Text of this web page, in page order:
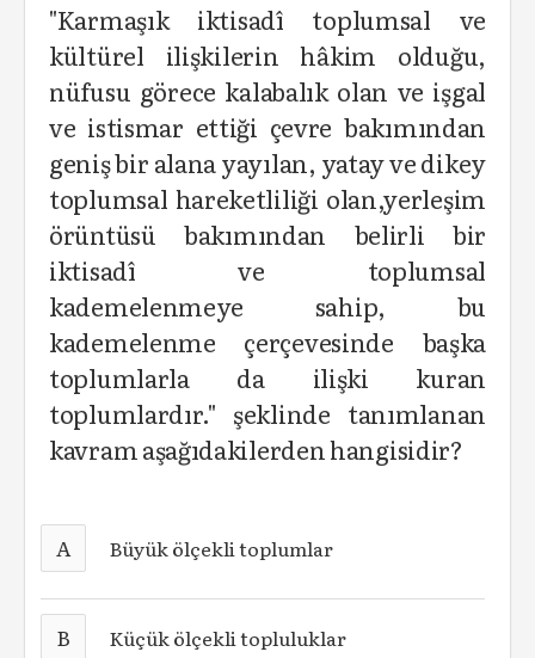
"Karmaşık iktisadî toplumsal ve
kültürel ilişkilerin hâkim olduğu,
nüfusu görece kalabalık olan ve işgal
ve istismar ettiği çevre bakımından
geniş bir alana yayılan, yatay ve dikey
toplumsal hareketliliği olan,yerleşim
örüntüsü bakımından belirli bir
iktisadî ve toplumsal
kademelenmeye sahip, bu
kademelenme çerçevesinde başka
toplumlarla da ilişki kuran
toplumlardır." şeklinde tanımlanan
kavram aşağıdakilerden hangisidir?
A Büyük ölçekli toplumlar
B Küçük ölçekli topluluklar